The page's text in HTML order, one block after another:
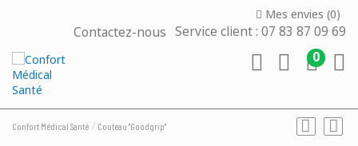
Mes envies (0)
Contactez-nous Service client : 07 83 87 09 69
0
Confort Médical Santé Couteau "Goodgrip"